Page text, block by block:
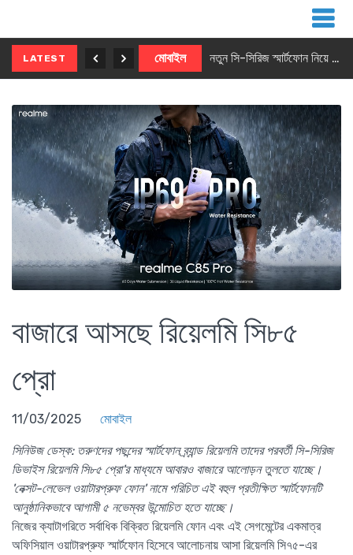
LATEST মোবাইল নতুন সি-সিরিজ স্মার্টফোন নিয়ে আসছে রিয়েলমি
বাজারে আসছে রিয়েলমি সি৮৫
প্রো
11/03/2025 মোবাইল
সিনিউজ ডেস্ক: তরুণদের পছন্দের স্মার্টফোন ব্র্যান্ড রিয়েলমি তাদের পরবর্তী সি-সিরিজ
ডিভাইস রিয়েলমি সি৮৫ প্রো'র মাধ্যমে আবারও বাজারে আলোড়ন তুলতে যাচ্ছে।
'নেক্সট-লেভেল ওয়াটারপ্রুফ ফোন' নামে পরিচিত এই বহুল প্রতীক্ষিত স্মার্টফোনটি
আনুষ্ঠানিকভাবে আগামী ৫ নভেম্বর উন্মোচিত হতে যাচ্ছে।
নিজের ক্যাটাগরিতে সর্বাধিক বিক্রিত রিয়েলমি ফোন এবং এই সেগমেন্টের একমাত্র
অফিসিয়াল ওয়াটারপ্রুফ স্মার্টফোন হিসেবে আলোচনায় আসা রিয়েলমি সি৭৫-এর